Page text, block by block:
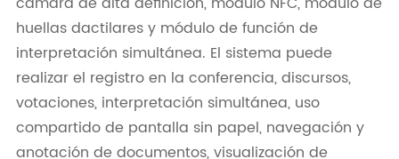
huellas dactilares y módulo de función de
interpretación simultánea. El sistema puede
realizar el registro en la conferencia, discursos,
votaciones, interpretación simultánea, uso
compartido de pantalla sin papel, navegación y
anotación de documentos, visualización de